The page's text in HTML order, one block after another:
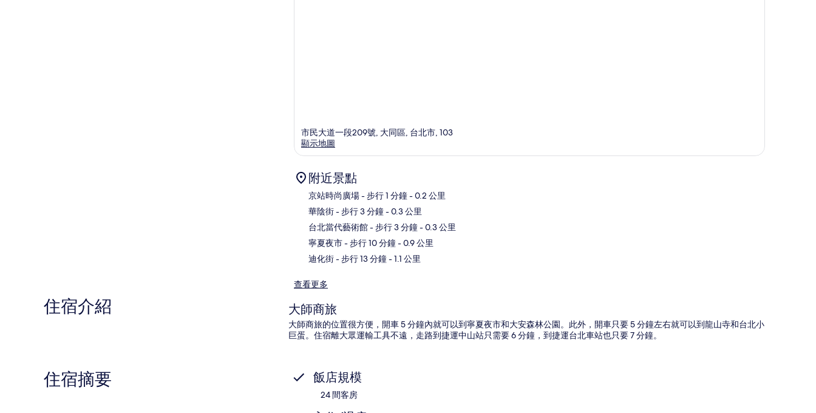
市民大道一段209號, 大同區, 台北市, 103
顯示地圖
附近景點
京站時尚廣場- 步行 1 分鐘- 0.2 公里
華陰街- 步行 3 分鐘- 0.3 公里
台北當代藝術館- 步行 3 分鐘- 0.3 公里
寧夏夜市- 步行 10 分鐘- 0.9 公里
迪化街- 步行 13 分鐘- 1.1 公里
查看更多
住宿介紹 大師商旅
大師商旅的位置很方便，開車 5 分鐘內就可以到寧夏夜市和大安森林公園。此外，開車只要 5 分鐘左右就可以到龍山寺和台北小
巨蛋。住宿離大眾運輸工具不遠，走路到捷運中山站只需要 6 分鐘，到捷運台北車站也只要 7 分鐘。
住宿摘要 飯店規模
24 間客房